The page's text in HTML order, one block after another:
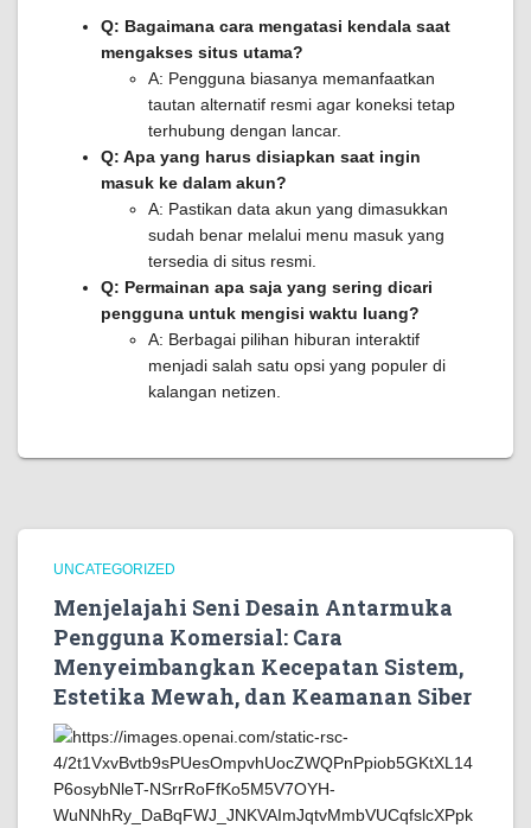
Q: Bagaimana cara mengatasi kendala saat
mengakses situs utama?
A: Pengguna biasanya memanfaatkan
tautan alternatif resmi agar koneksi tetap
terhubung dengan lancar.
Q: Apa yang harus disiapkan saat ingin
masuk ke dalam akun?
A: Pastikan data akun yang dimasukkan
sudah benar melalui menu masuk yang
tersedia di situs resmi.
Q: Permainan apa saja yang sering dicari
pengguna untuk mengisi waktu luang?
A: Berbagai pilihan hiburan interaktif
menjadi salah satu opsi yang populer di
kalangan netizen.
UNCATEGORIZED
Menjelajahi Seni Desain Antarmuka
Pengguna Komersial: Cara
Menyeimbangkan Kecepatan Sistem,
Estetika Mewah, dan Keamanan Siber